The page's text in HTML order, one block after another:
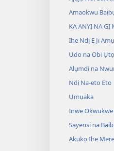
Amaokwu
KA ANYỊ NA GỊ
Ihe Ndị E Ji
Udo na Obi Ụtọ
Alụmdi na
Ndị Na-eto Eto
Ụmụaka
Inwe
Sayensị na
Akụkọ Ihe